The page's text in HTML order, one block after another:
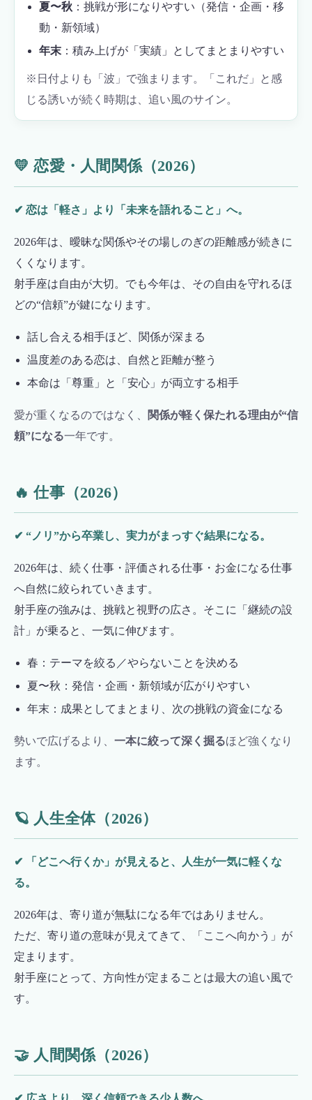
夏〜秋 ：挑戦が形になりやすい（発信・企画・移
動・新領域）
年末 ：積み上げが「実績」としてまとまりやすい
※日付よりも「波」で強まります。「これだ」と感
じる誘いが続く時期は、追い風のサイン。
💛 恋愛・人間関係（2026）
✔ 恋は「軽さ」より「未来を語れること」へ。
2026年は、曖昧な関係やその場しのぎの距離感が続きに
くくなります。
射手座は自由が大切。でも今年は、その自由を守れるほ
どの“信頼”が鍵になります。
話し合える相手ほど、関係が深まる
温度差のある恋は、自然と距離が整う
本命は「尊重」と「安心」が両立する相手
愛が重くなるのではなく、
関係が軽く保たれる理由が“信
頼”になる一年です。
🔥 仕事（2026）
✔ “ノリ”から卒業し、実力がまっすぐ結果になる。
2026年は、続く仕事・評価される仕事・お金になる仕事
へ自然に絞られていきます。
射手座の強みは、挑戦と視野の広さ。そこに「継続の設
計」が乗ると、一気に伸びます。
春：テーマを絞る／やらないことを決める
夏〜秋：発信・企画・新領域が広がりやすい
年末：成果としてまとまり、次の挑戦の資金になる
勢いで広げるより、 一本に絞って深く掘るほど強くなり
ます。
🪐 人生全体（2026）
✔ 「どこへ行くか」が見えると、人生が一気に軽くな
る。
2026年は、寄り道が無駄になる年ではありません。
ただ、寄り道の意味が見えてきて、「ここへ向かう」が
定まります。
射手座にとって、方向性が定まることは最大の追い風で
す。
🤝 人間関係（2026）